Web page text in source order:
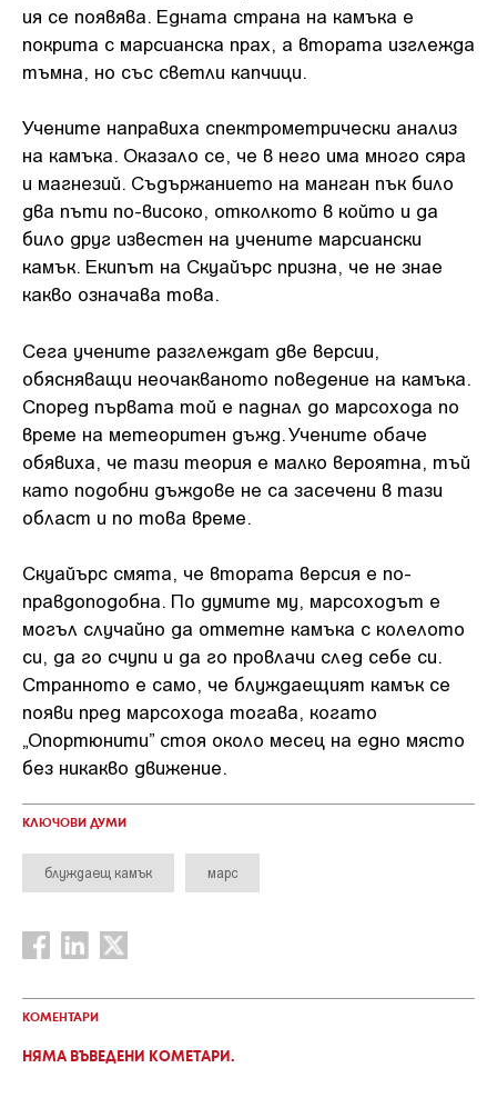
ия се появява. Едната страна на камъка е
покрита с марсианска прах, а втората изглежда
тъмна, но със светли капчици.
Учените направиха спектрометрически анализ
на камъка. Оказало се, че в него има много сяра
и магнезий. Съдържанието на манган пък било
два пъти по-високо, отколкото в който и да
било друг известен на учените марсиански
камък. Екипът на Скуайърс призна, че не знае
какво означава това.
Сега учените разглеждат две версии,
обясняващи неочакваното поведение на камъка.
Според първата той е паднал до марсохода по
време на метеоритен дъжд. Учените обаче
обявиха, че тази теория е малко вероятна, тъй
като подобни дъждове не са засечени в тази
област и по това време.
Скуайърс смята, че втората версия е по-
правдоподобна. По думите му, марсоходът е
могъл случайно да отметне камъка с колелото
си, да го счупи и да го провлачи след себе си.
Странното е само, че блуждаещият камък се
появи пред марсохода тогава, когато
„Опортюнити” стоя около месец на едно място
без никакво движение.
КЛЮЧОВИ ДУМИ
блуждаещ камък марс
КОМЕНТАРИ
НЯМА ВЪВЕДЕНИ КОМЕТАРИ.